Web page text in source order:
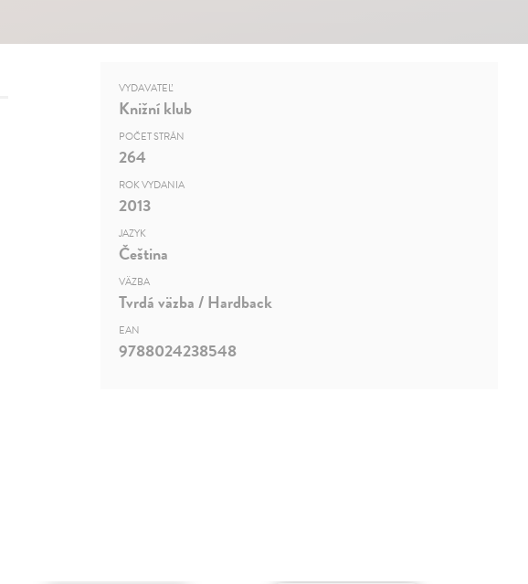
VYDAVATEĽ
Knižní klub
POČET STRÁN
264
ROK VYDANIA
2013
JAZYK
Čeština
VÄZBA
Tvrdá väzba / Hardback
EAN
9788024238548